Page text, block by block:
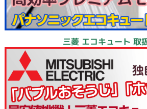
三菱 エコキュート 取